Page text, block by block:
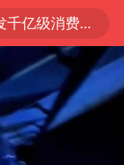
“电影+”如何激发千亿级消费新活力？
力增强
智和